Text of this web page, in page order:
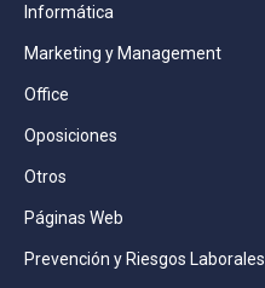
Informática
Marketing y Management
Office
Oposiciones
Otros
Páginas Web
Prevención y Riesgos Laborales